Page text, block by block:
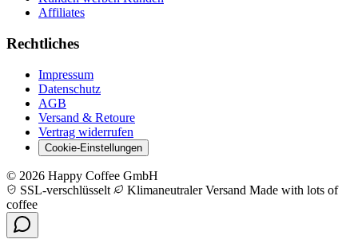
Affiliates
Rechtliches
Impressum
Datenschutz
AGB
Versand & Retoure
Vertrag widerrufen
Cookie-Einstellungen
© 2026 Happy Coffee GmbH
SSL-verschlüsselt
Klimaneutraler Versand Made with lots of
coffee